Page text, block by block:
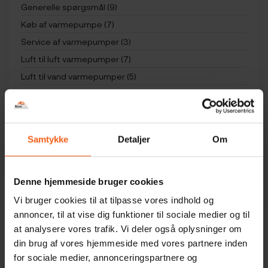
Samtykke Detaljer Om
Denne hjemmeside bruger cookies
Vi bruger cookies til at tilpasse vores indhold og
annoncer, til at vise dig funktioner til sociale medier og til
at analysere vores trafik. Vi deler også oplysninger om
din brug af vores hjemmeside med vores partnere inden
for sociale medier, annonceringspartnere og
Generelle spørgsmål (9)
Køb af varmepumpe (7)
Service af varmepumper (3)
Luft til luft varmepumper (7)
Luft til vand varmepumper (5)
Varmepumpe tilbehør (5)
Økonomi (2)
Mitsubishi varmepumpe – FAQ & fjernbetjening (18)
Hvorfor skal jeg vælge en varmepumpe til
mit sommerhus?